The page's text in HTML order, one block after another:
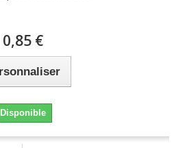
0,85 €
Disponible